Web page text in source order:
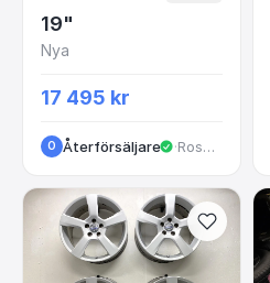
19"
Nya
17 495 kr
O Återförsäljare · Rosendalagatan